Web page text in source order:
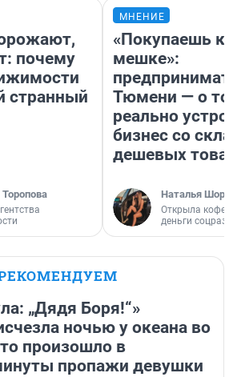
почему
странный
МНЕНИЕ
«Покупаешь
мешке»:
Тюмени — о
реально
бизнес со
дешевых
Наталья
Открыла
деньги
„Дядя Боря!“»
ночью у океана во
произошло в
пропажи девушки